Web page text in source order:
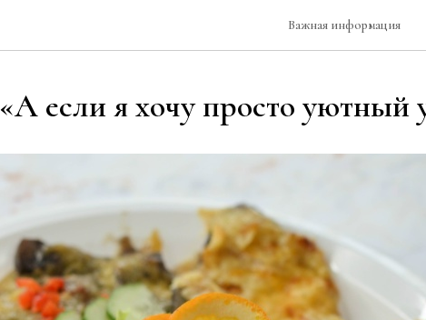
Важная информация
«А если я хочу просто уютный